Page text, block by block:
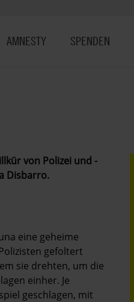
AMNESTY SPENDEN
von Polizei und
Disbarro.
eine geheime
gefoltert
sie drehten, um die
einher. Je
geschlagen, mit